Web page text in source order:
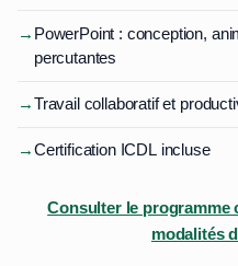
→ PowerPoint : conception,
percutantes
→Travail collaboratif et
→Certification ICDL incluse
Consulter le programme
modalités